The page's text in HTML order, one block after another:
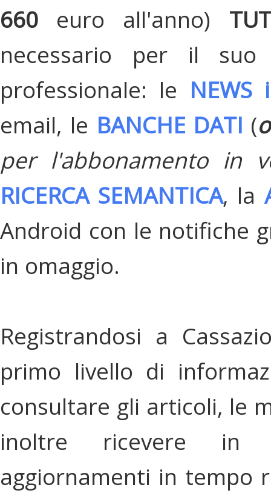
660 euro all'anno)
necessario per il suo
professionale: le
email, le BANCHE DATI (
per l'abbonamento in
RICERCA SEMANTICA, la
Android con le notifiche
in omaggio.
Registrandosi a
primo livello di
consultare gli articoli, le
inoltre ricevere in
aggiornamenti in tempo